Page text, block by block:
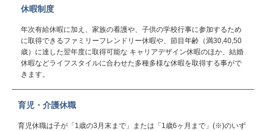
休暇制度
年次有給休暇に加え、家族の看護や、子供の学校行事に参加するため
に取得できるファミリーフレンドリー休暇や、節目年齢（満30,40,50
歳）に達した翌年度に取得可能な キャリアデザイン休暇のほか、結婚
休暇などライフスタイルに合わせた多種多様な休暇を取得する事がで
きます。
育児・介護休職
育児休職は子が「1歳の3月末まで」または「1歳6ヶ月まで」(※)のいず